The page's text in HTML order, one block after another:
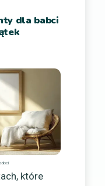
dla babci
które